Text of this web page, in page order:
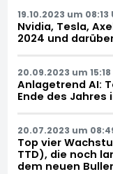
19.10.2023 um 08:13
Nvidia, Tesla,
2024 und
20.09.2023 um 15:18
Anlagetrend AI:
Ende des
20.07.2023 um
Top vier
TTD), die noch
dem neuen